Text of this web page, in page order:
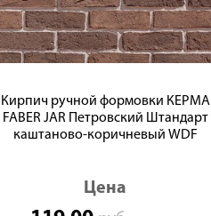
Кирпич ручной формовки КЕРМА
FABER JAR Петровский Штандарт
каштаново-коричневый WDF
Цена